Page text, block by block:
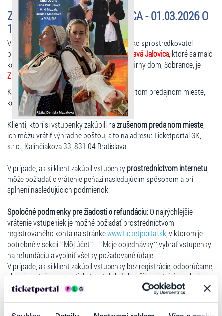
ZRUŠENÉ - RYSAVÁ JALOVICA - 01.03.2026 O
15:00 HOD.
V zastúpení organizátora podujatia, vám ako sprostredkovateľ
predaja oznamujeme, že predstavenieRysavá Jalovica, ktoré sa malo
konať dňa01.03.2026 o 15:00 hod.v Kultúrny dom, Sobrance, je
ZRUŠENÉ!
Klienti môžu vrátiť vstupenky výhradne na tom predajnom mieste,
kde si ich zakúpili.
Klienti, ktorí si vstupenky zakúpili nazrušenom predajnom mieste,
ich môžu vrátiť výhradne poštou, a to na adresu: Ticketportal SK,
s.r.o., Kalinčiakova 33, 831 04 Bratislava.
V prípade, ak si klient zakúpil vstupenkyprostredníctvom internetu,
môže požiadať o vrátenie peňazí nasledujúcim spôsobom a pri
splnení nasledujúcich podmienok:
Spoločné podmienky pre žiadosti o refundáciu:O najrýchlejšie
vrátenie vstupeniek je možné požiadať prostredníctvom
registrovaného konta na stránkewww.ticketportal.sk, v ktorom je
potrebné v sekcii ``Môj účet`` - ``Moje objednávky`` vybrať vstupenky
na refundáciu a vyplniť všetky požadované údaje.
V prípade, ak si klient zakúpil vstupenky bez registrácie, odporúčame,
aby si na stránke www.ticketportal.sk dokončil registráciu, nakoľko
pri zakúpení vstupeniek mu bola registrácia vytvorená a je potrebné
konto aktivovať mailom, ktorý klient pri nákupe zadával. Pokiaľ boli